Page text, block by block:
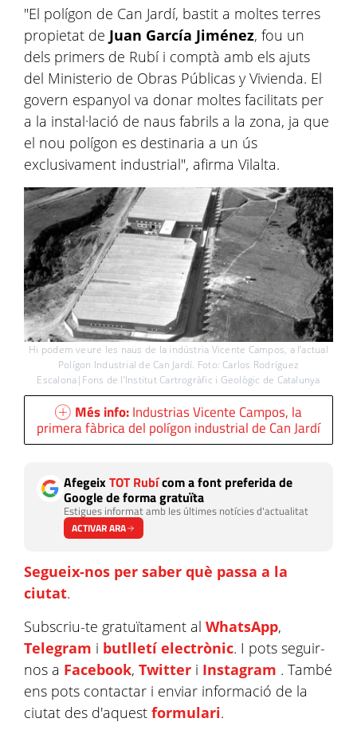
"El polígon de Can Jardí, bastit a moltes terres
propietat de Juan García Jiménez, fou un
dels primers de Rubí i comptà amb els ajuts
del Ministerio de Obras Públicas y Vivienda. El
govern espanyol va donar moltes facilitats per
a la instal·lació de naus fabrils a la zona, ja que
el nou polígon es destinaria a un ús
exclusivament industrial", afirma Vilalta.
Hi podem veure les naus de la indústria Vicente Campos, a l’actual
Polígon Industrial de Can Jardí. Foto: Carlos Rodríguez
Escalona|Fons de l’Institut Cartrogràfic i Geològic de Catalunya
Més info:Industrias Vicente Campos, la
primera fàbrica del polígon industrial de Can Jardí
AfegeixTOT Rubícom a font preferida de
Google de forma gratuïta
Estigues informat amb les últimes notícies d'actualitat
ACTIVAR ARA
Segueix-nos per saber què passa a la
ciutat.
Subscriu-te gratuïtament al WhatsApp,
Telegram i butlletí electrònic. I pots seguir-
nos a Facebook, Twitter i Instagram . També
ens pots contactar i enviar informació de la
ciutat des d'aquest formulari.